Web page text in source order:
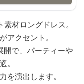
材ロングドレス。
アクセント。
開で、パーティーや
。
を演出します。